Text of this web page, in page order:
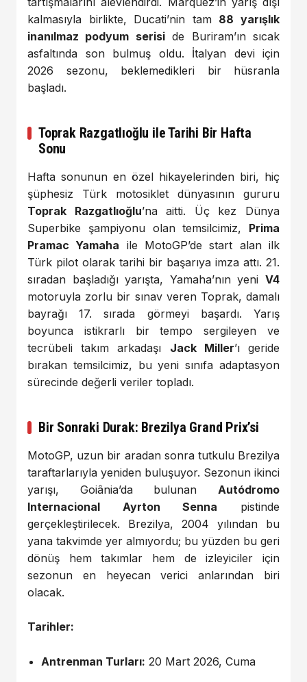
kalmasıyla birlikte, Ducati’nin tam 88 yarışlık
inanılmaz podyum seriside Buriram’ın sıcak
asfaltında son bulmuş oldu. İtalyan devi için
2026 sezonu, beklemedikleri bir hüsranla
başladı.
Toprak Razgatlıoğlu ile Tarihi Bir Hafta
Sonu
Hafta sonunun en özel hikayelerinden biri, hiç
şüphesiz Türk motosiklet dünyasının gururu
Toprak Razgatlıoğlu’na aitti. Üç kez Dünya
Superbike şampiyonu olan temsilcimiz, Prima
Pramac Yamaha ile MotoGP’de start alan ilk
Türk pilot olarak tarihi bir başarıya imza attı. 21.
sıradan başladığı yarışta, Yamaha’nın yeni V4
motoruyla zorlu bir sınav veren Toprak, damalı
bayrağı 17. sırada görmeyi başardı. Yarış
boyunca istikrarlı bir tempo sergileyen ve
tecrübeli takım arkadaşı Jack Miller’ı geride
bırakan temsilcimiz, bu yeni sınıfa adaptasyon
sürecinde değerli veriler topladı.
Bir Sonraki Durak: Brezilya Grand Prix’si
MotoGP, uzun bir aradan sonra tutkulu Brezilya
taraftarlarıyla yeniden buluşuyor. Sezonun ikinci
yarışı, Goiânia’da bulunan Autódromo
Internacional Ayrton Senna pistinde
gerçekleştirilecek. Brezilya, 2004 yılından bu
yana takvimde yer almıyordu; bu yüzden bu geri
dönüş hem takımlar hem de izleyiciler için
sezonun en heyecan verici anlarından biri
olacak.
Tarihler:
Antrenman Turları: 20 Mart 2026, Cuma